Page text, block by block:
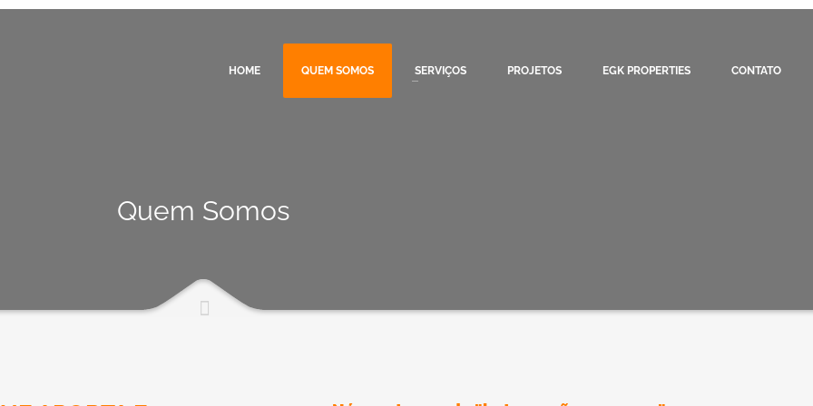
HOME QUEM SOMOS SERVIÇOS PROJETOS EGK PROPERTIES CONTATO
Quem Somos